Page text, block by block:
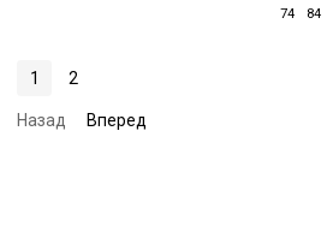
74 84
1 2
Назад Вперед